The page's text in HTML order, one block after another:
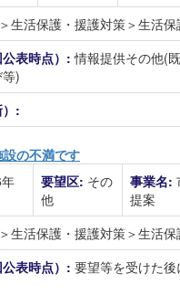
生活保護・援護対策＞生活保
公表時点）:情報提供その他(
)
:
の不満です
要望区: その
他
事業名:
提案
生活保護・援護対策＞生活保
表時点）: 要望等を受けた後